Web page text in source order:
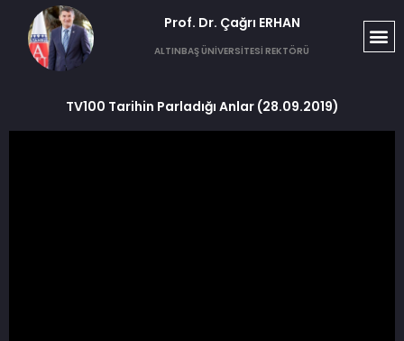
Prof. Dr. Çağrı ERHAN​
ALTINBAŞ ÜNİVERSİTESİ REKTÖRÜ
TV100 Tarihin Parladığı Anlar (28.09.2019)